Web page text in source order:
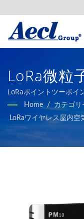
LoRa微粒
製 BAS &
屋内空気
ー製造業
LoRaポイントツーポイ
上にわたり、Aeclは経
物、産業オートメーシ
高品質なセンサー製品
Home / カテゴリ
LoRaワイヤレス屋内空